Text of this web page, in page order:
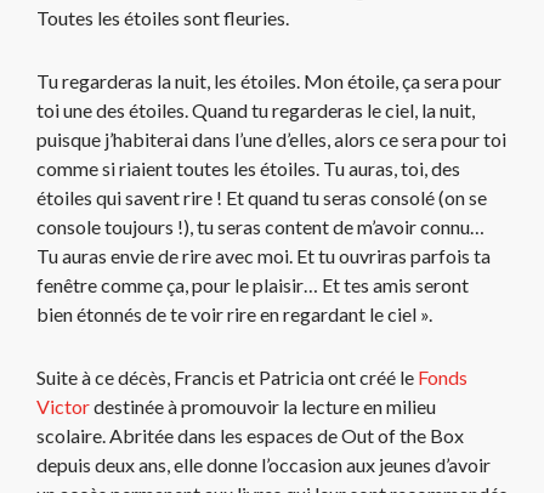
Toutes les étoiles sont fleuries.
Tu regarderas la nuit, les étoiles. Mon étoile, ça sera pour
toi une des étoiles. Quand tu regarderas le ciel, la nuit,
puisque j’habiterai dans l’une d’elles, alors ce sera pour toi
comme si riaient toutes les étoiles. Tu auras, toi, des
étoiles qui savent rire ! Et quand tu seras consolé (on se
console toujours !), tu seras content de m’avoir connu…
Tu auras envie de rire avec moi. Et tu ouvriras parfois ta
fenêtre comme ça, pour le plaisir… Et tes amis seront
bien étonnés de te voir rire en regardant le ciel ».
Suite à ce décès, Francis et Patricia ont créé le Fonds
Victordestinée à promouvoir la lecture en milieu
scolaire. Abritée dans les espaces de Out of the Box
depuis deux ans, elle donne l’occasion aux jeunes d’avoir